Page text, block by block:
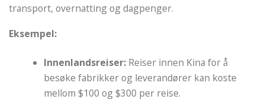
transport, overnatting og dagpenger.
Eksempel:
Innenlandsreiser: Reiser innen Kina for å
besøke fabrikker og leverandører kan koste
mellom $100 og $300 per reise.